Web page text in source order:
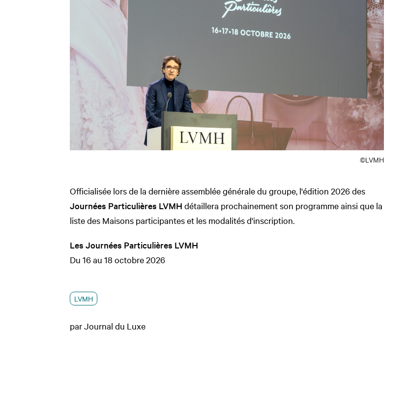
©LVMH
Officialisée lors de la dernière assemblée générale du groupe, l'édition 2026 des
Journées Particulières LVMH détaillera prochainement son programme ainsi que la
liste des Maisons participantes et les modalités d'inscription.
Les Journées Particulières LVMH
Du 16 au 18 octobre 2026
LVMH
par Journal du Luxe